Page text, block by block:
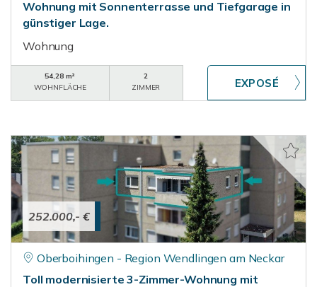
Wohnung mit Sonnenterrasse und Tiefgarage in
günstiger Lage.
Wohnung
54,28 m²
WOHNFLÄCHE
2
ZIMMER
252.000,- €
Oberboihingen - Region Wendlingen am Neckar
Toll modernisierte 3-Zimmer-Wohnung mit